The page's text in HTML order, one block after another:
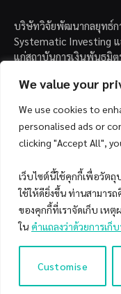
We value your
We use cookies to
personalised ads or
clicking "Accept All",
เว็บไซต์นี้ใช้คุกกี้เพื่อวัต
ใช้ให้ดียิ่งขึ้น ท่านสามาร
ของคุกกี้ที่เราจัดเก็บ เหตุ
ใน คำแถลงว่าด้วยการเ
Customise
บริษัทวิจัยพัฒนากลยุทธ์
Systematic Investing
แก่สถาบันการเงินพันธมิ
– บล. กรุงไทย เอ็กซ์สปริ
– บล. ฟิลลิป (ประเทศไ